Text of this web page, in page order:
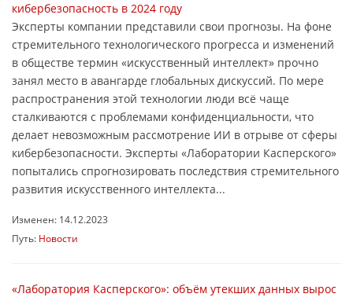
кибербезопасность в 2024 году
Эксперты компании представили свои прогнозы. На фоне
стремительного технологического прогресса и изменений
в обществе термин «искусственный интеллект» прочно
занял место в авангарде глобальных дискуссий. По мере
распространения этой технологии люди всё чаще
сталкиваются с проблемами конфиденциальности, что
делает невозможным рассмотрение ИИ в отрыве от сферы
кибербезопасности. Эксперты «Лаборатории Касперского»
попытались спрогнозировать последствия стремительного
развития искусственного интеллекта...
Изменен: 14.12.2023
Путь: Новости
«Лаборатория Касперского»: объём утекших данных вырос